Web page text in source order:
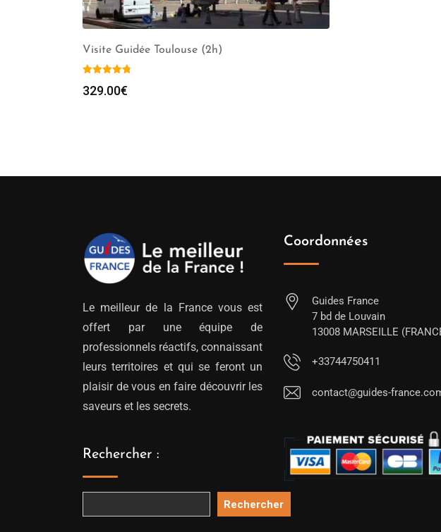
Visite Guidée Toulouse (2h)
329.00€
Le meilleur de la France vous est
offert par une équipe de
professionnels réactifs, connaissant
leurs territoires et qui se feront un
plaisir de vous en faire découvrir les
saveurs et les secrets.
Rechercher :
Rechercher
Coordonnées
Guides France
7 bd de Louvain
13008 MARSEILLE
+33744750411
contact@guides-